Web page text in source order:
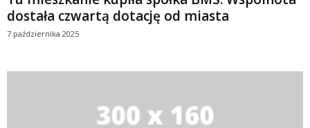
dostała czwartą dotację od miasta
7 października 2025